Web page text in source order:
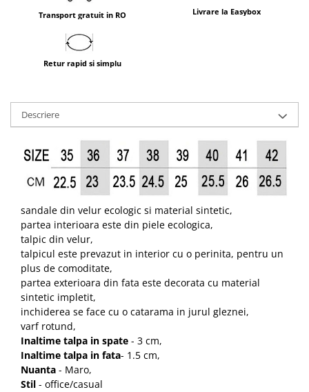
Transport gratuit in RO Livrare la Easybox
Retur rapid si simplu
Descriere
sandale din velur ecologic si material sintetic,
partea interioara este din piele ecologica,
talpic din velur,
talpicul este prevazut in interior cu o perinita, pentru un
plus de comoditate,
partea exterioara din fata este decorata cu material
sintetic impletit,
inchiderea se face cu o catarama in jurul gleznei,
varf rotund,
Inaltime talpa in spate - 3 cm,
Inaltime talpa in fata- 1.5 cm,
Nuanta - Maro,
Stil - office/casual